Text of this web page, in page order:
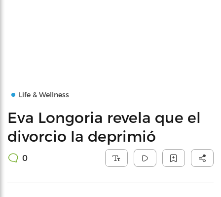
Life & Wellness
Eva Longoria revela que el
divorcio la deprimió
0